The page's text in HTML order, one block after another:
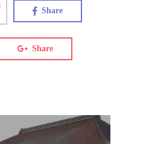
Share
Share